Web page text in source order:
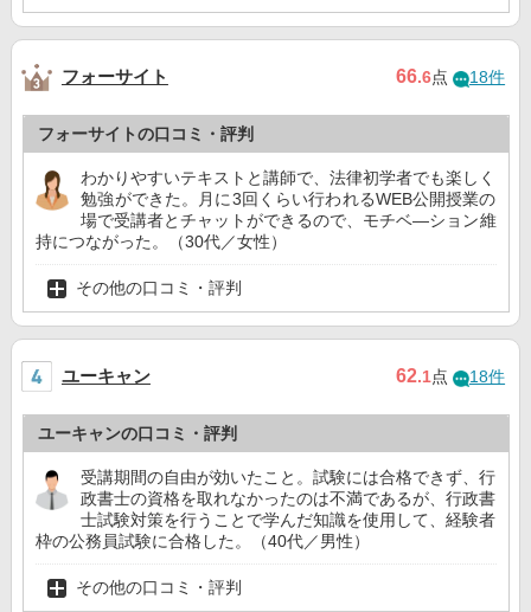
フォーサイト 66.6点 18件
フォーサイトの口コミ・評判
わかりやすいテキストと講師で、法律初学者でも楽しく
勉強ができた。月に3回くらい行われるWEB公開授業の
場で受講者とチャットができるので、モチベ―ション維
持につながった。（30代／女性）
その他の口コミ・評判
ユーキャン 62.1点 18件
ユーキャンの口コミ・評判
受講期間の自由が効いたこと。試験には合格できず、行
政書士の資格を取れなかったのは不満であるが、行政書
士試験対策を行うことで学んだ知識を使用して、経験者
枠の公務員試験に合格した。（40代／男性）
その他の口コミ・評判